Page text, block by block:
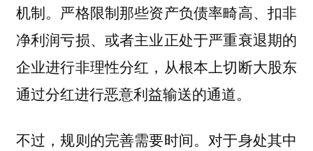
机制。严格限制那些资产负债率畸高、扣非
净利润亏损、或者主业正处于严重衰退期的
企业进行非理性分红，从根本上切断大股东
通过分红进行恶意利益输送的通道。
不过，规则的完善需要时间。对于身处其中